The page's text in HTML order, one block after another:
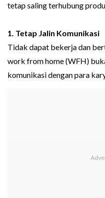
tetap saling terhubung
1. Tetap Jalin Komunikasi
Tidak dapat bekerja dan
work from home (WFH)
komunikasi dengan para